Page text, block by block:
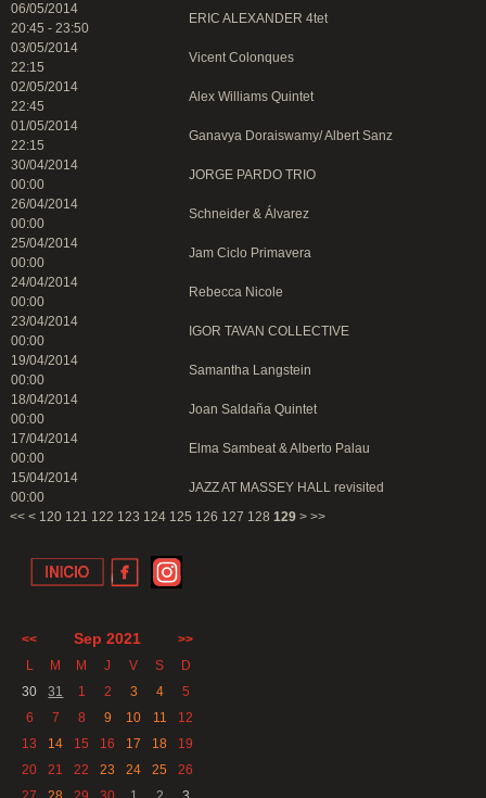
06/05/2014
20:45 - 23:50
ERIC ALEXANDER 4tet
03/05/2014
22:15
Vicent Colonques
02/05/2014
22:45
Alex Williams Quintet
01/05/2014
22:15
Ganavya Doraiswamy/ Albert Sanz
30/04/2014
00:00
JORGE PARDO TRIO
26/04/2014
00:00
Schneider & Álvarez
25/04/2014
00:00
Jam Ciclo Primavera
24/04/2014
00:00
Rebecca Nicole
23/04/2014
00:00
IGOR TAVAN COLLECTIVE
19/04/2014
00:00
Samantha Langstein
18/04/2014
00:00
Joan Saldaña Quintet
17/04/2014
00:00
Elma Sambeat & Alberto Palau
15/04/2014
00:00
JAZZ AT MASSEY HALL revisited
<< < 120 121 122 123 124 125 126 127 128 129 > >>
<< Sep 2021
>>
L
M M J V S
D
30
31 1 2 3 4
5
6
7 8 9 10 11
12
13
14 15 16 17 18
19
20
21 22 23 24 25
26